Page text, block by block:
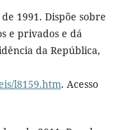
1991. Dispõe sobre
e privados e dá
da República,
l8159.htm. Acesso